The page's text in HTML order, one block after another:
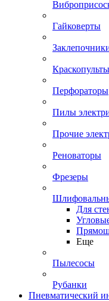
Гайковерты
Перфораторы
Пилы
Прочие
Реноваторы
Фрезеры
Для
Еще
Пылесосы
Рубанки
Пневматический